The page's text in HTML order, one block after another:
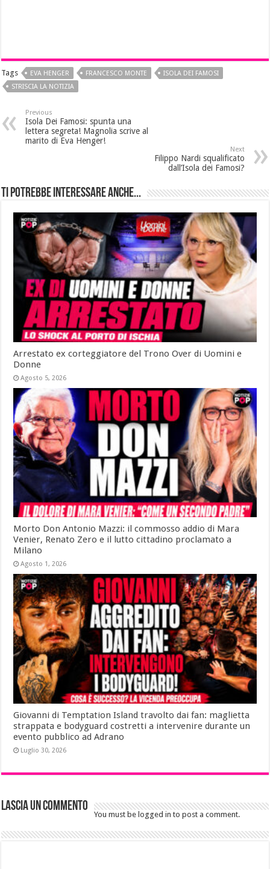
Tags EVA HENGER FRANCESCO MONTE
ISOLA DEI FAMOSI
STRISCIA LA NOTIZIA
Previous
Isola Dei Famosi: spunta una
lettera segreta! Magnolia scrive al
marito di Eva Henger!
Next
Filippo Nardi squalificato
dall’Isola dei Famosi?
Ti potrebbe interessare anche...
Arrestato ex corteggiatore del Trono Over di Uomini e
Donne
Agosto 5, 2026
Morto Don Antonio Mazzi: il commosso addio di Mara
Venier, Renato Zero e il lutto cittadino proclamato a
Milano
Agosto 1, 2026
Giovanni di Temptation Island travolto dai fan: maglietta
strappata e bodyguard costretti a intervenire durante un
evento pubblico ad Adrano
Luglio 30, 2026
Lascia un commento
You must be logged in to post a comment.